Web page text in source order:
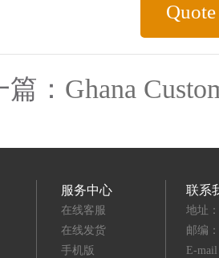
篇： Ghana
服务中心
在线客服
在线发货
手机版
联系
地址
邮编
E-